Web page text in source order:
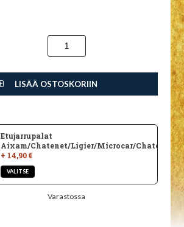
LISÄÄ OSTOSKORIIN
Etujarrupalat
Aixam/Chatenet/Ligier/Microcar/Chatenet/
+ 14,90 €
Varastossa